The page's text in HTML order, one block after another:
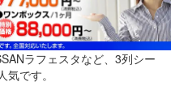
ラフェスタなど、3列シー
です。